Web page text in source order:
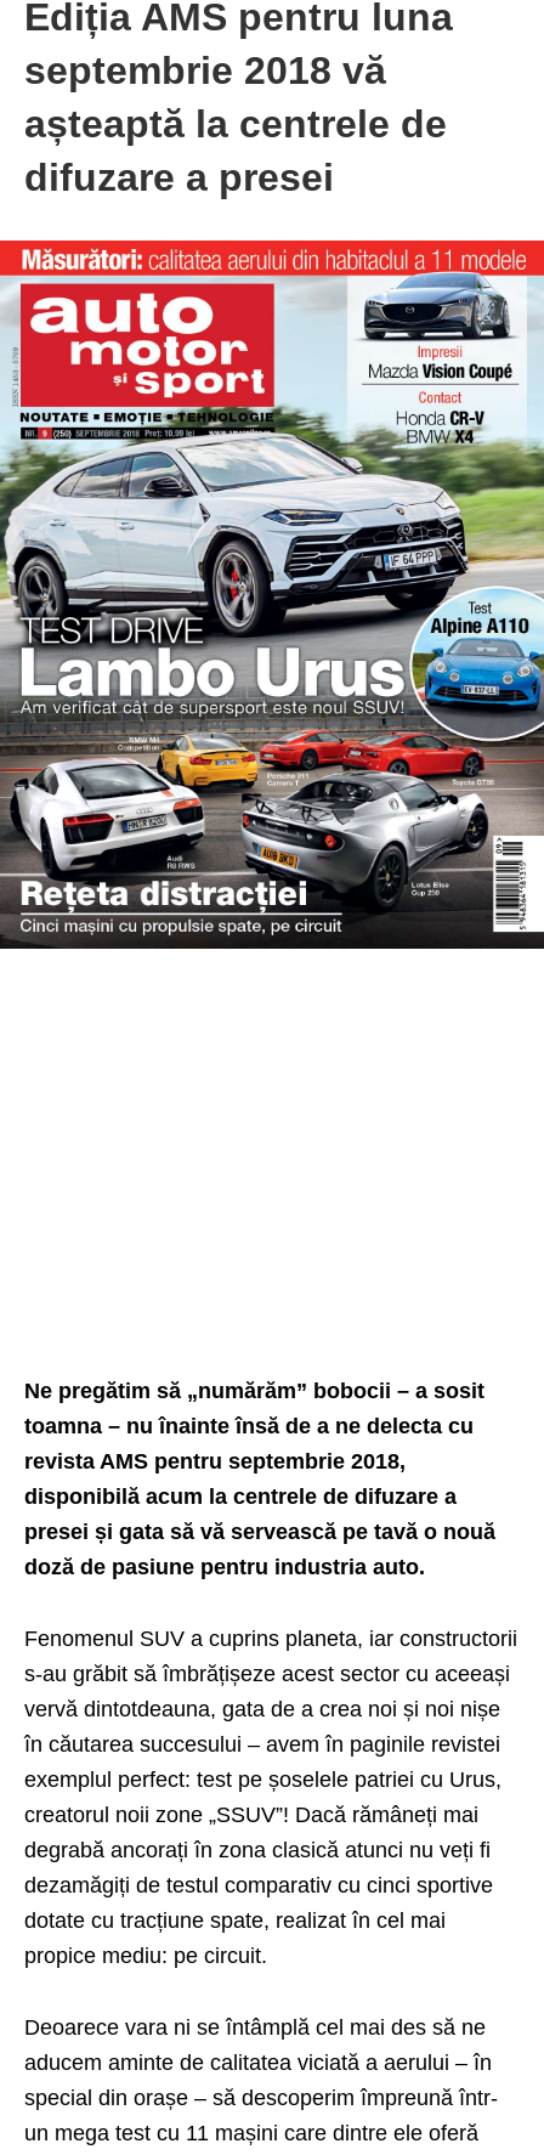
Ediția AMS pentru luna
septembrie 2018 vă
așteaptă la centrele de
difuzare a presei
Ne pregătim să „numărăm” bobocii – a sosit
toamna – nu înainte însă de a ne delecta cu
revista AMS pentru septembrie 2018,
disponibilă acum la centrele de difuzare a
presei și gata să vă servească pe tavă o nouă
doză de pasiune pentru industria auto.
Fenomenul SUV a cuprins planeta, iar constructorii
s-au grăbit să îmbrățișeze acest sector cu aceeași
vervă dintotdeauna, gata de a crea noi și noi nișe
în căutarea succesului – avem în paginile revistei
exemplul perfect: test pe șoselele patriei cu Urus,
creatorul noii zone „SSUV”! Dacă rămâneți mai
degrabă ancorați în zona clasică atunci nu veți fi
dezamăgiți de testul comparativ cu cinci sportive
dotate cu tracțiune spate, realizat în cel mai
propice mediu: pe circuit.
Deoarece vara ni se întâmplă cel mai des să ne
aducem aminte de calitatea viciată a aerului – în
special din orașe – să descoperim împreună într-
un mega test cu 11 mașini care dintre ele oferă